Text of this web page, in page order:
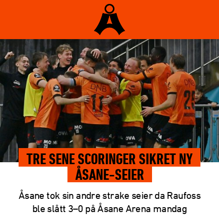
TRE SENE SCORINGER SIKRET NY
ÅSANE-SEIER
Åsane tok sin andre strake seier da Raufoss
ble slått 3–0 på Åsane Arena mandag